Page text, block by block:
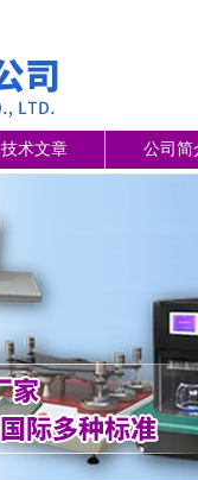
技术文章 公司简